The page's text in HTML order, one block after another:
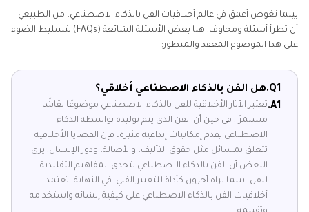
بينما نغوص أعمق في عالم أخلاقيات الفن بالذكاء الاصطناعي، من الطبيعي
أن تطرأ أسئلة ومخاوف. هنا بعض الأسئلة الشائعة (FAQs) لتسليط الضوء
على هذا الموضوع المعقد والمتطور:
Q1. هل الفن بالذكاء الاصطناعي أخلاقي؟
A1. تعتبر الآثار الأخلاقية للفن بالذكاء الاصطناعي موضوعًا نقاشًا
مستمرًا. في حين أن الفن الذي يتم توليده بواسطة الذكاء
الاصطناعي يقدم إمكانيات إبداعية مثيرة، فإن القضايا الأخلاقية
تتعلق بمسائل مثل حقوق التأليف، والأصالة، ودور الإنسان. يرى
البعض أن الفن بالذكاء الاصطناعي يتحدى المفاهيم التقليدية
للفن، بينما يراه آخرون كأداة للتعبير الفني. في النهاية، تعتمد
أخلاقيات الفن بالذكاء الاصطناعي على كيفية إنشائه واستخدامه